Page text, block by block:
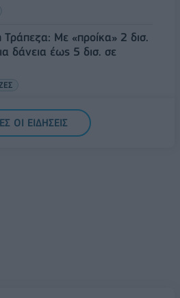
Τράπεζα: Με «προίκα» 2 δισ.
δάνεια έως 5 δισ. σε
Πού βρίσκεται η
μετάβαση
ΟΙ ΕΙΔΗΣΕΙΣ